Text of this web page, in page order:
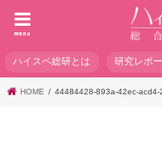
menu
ハイスペ総研とは 研究レポ
HOME 44484428-893a-42ec-acd4-